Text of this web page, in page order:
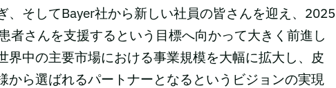
、そしてBayer社から新しい社員の皆さんを迎え、2025
者さんを支援するという目標へ向かって大きく前進し
界中の主要市場における事業規模を大幅に拡大し、皮
から選ばれるパートナーとなるというビジョンの実現